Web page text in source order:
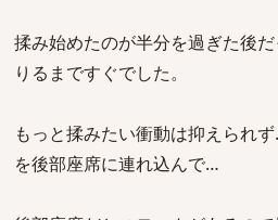
揉み始めたのが半分を過ぎた後
りるまですぐでした。
もっと揉みたい衝動は抑えられ
を後部座席に連れ込んで…